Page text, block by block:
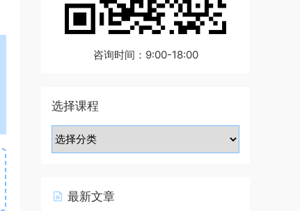
咨询时间：9:00-18:00
选择课程
最新文章